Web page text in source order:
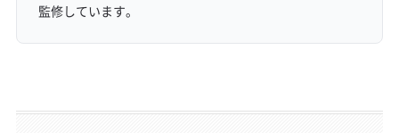
監修しています。